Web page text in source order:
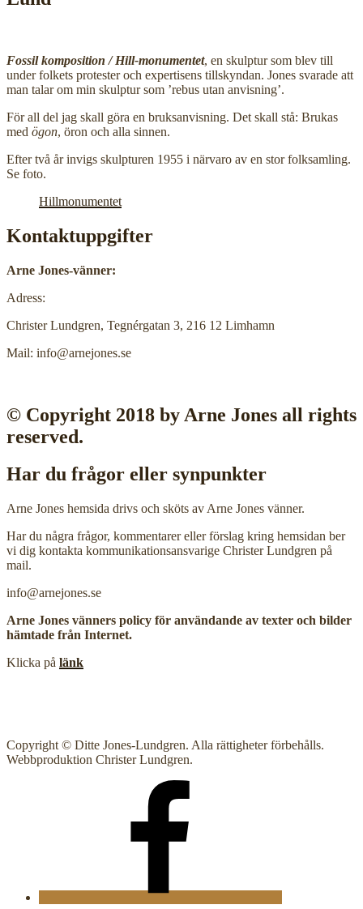
Fossil komposition / Hill-monumentet, en skulptur som blev till
under folkets protester och expertisens tillskyndan. Jones svarade att
man talar om min skulptur som ’rebus utan anvisning’.
För all del jag skall göra en bruksanvisning. Det skall stå: Brukas
med ögon, öron och alla sinnen.
Efter två år invigs skulpturen 1955 i närvaro av en stor folksamling.
Se foto.
Hillmonumentet
Kontaktuppgifter
Arne Jones-vänner:
Adress:
Christer Lundgren, Tegnérgatan 3, 216 12 Limhamn
Mail: info@arnejones.se
© Copyright 2018 by Arne Jones all rights
reserved.
Har du frågor eller synpunkter
Arne Jones hemsida drivs och sköts av Arne Jones vänner.
Har du några frågor, kommentarer eller förslag kring hemsidan ber
vi dig kontakta kommunikationsansvarige Christer Lundgren på
mail.
info@arnejones.se
Arne Jones vänners policy för användande av texter och bilder
hämtade från Internet.
Klicka på länk
Copyright © Ditte Jones-Lundgren. Alla rättigheter förbehålls.
Webbproduktion Christer Lundgren.